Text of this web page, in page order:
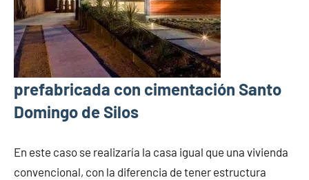
prefabricada con cimentación Santo
Domingo de Silos
En este caso se realizaría la casa igual que una vivienda
convencional, con la diferencia de tener estructura